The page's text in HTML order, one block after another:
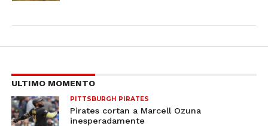
ULTIMO MOMENTO
PITTSBURGH PIRATES
Pirates cortan a Marcell Ozuna
inesperadamente